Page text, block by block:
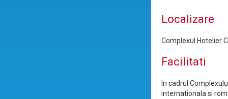
Localizare
Complexul Hotelier
Facilitati
In cadrul
internationala si